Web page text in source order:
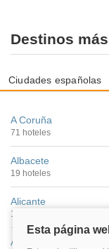
Destinos
Ciudades españolas
A Coruña
71 hoteles
Albacete
19 hoteles
Alicante
125 hoteles
Almería